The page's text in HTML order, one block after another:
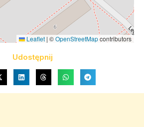
Leaflet | ©OpenStreetMapcontributors
Udostępnij